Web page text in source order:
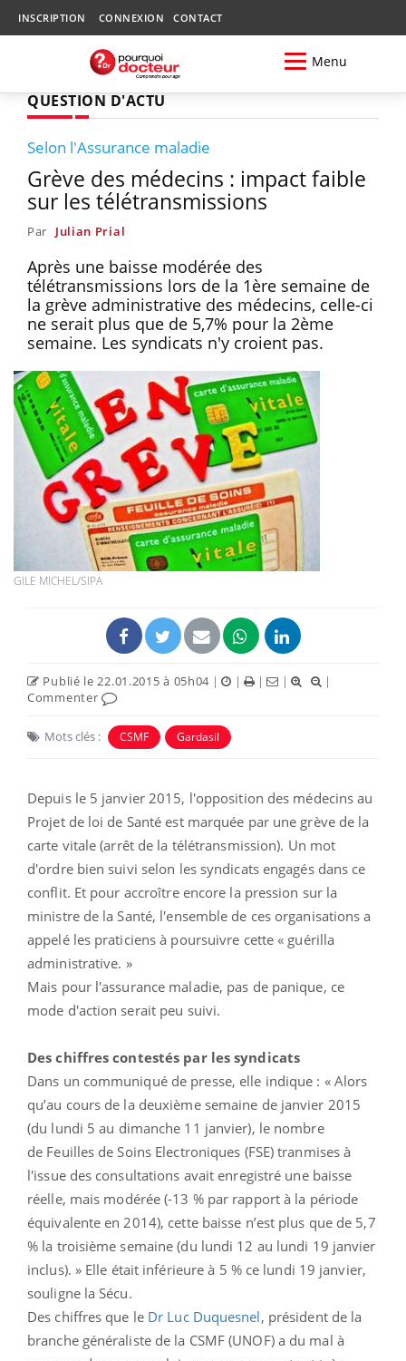
INSCRIPTION CONNEXION CONTACT
Menu
QUESTION D'ACTU
Selon l'Assurance maladie
Grève des médecins : impact faible
sur les télétransmissions
Par Julian Prial
Après une baisse modérée des
télétransmissions lors de la 1ère semaine de
la grève administrative des médecins, celle-ci
ne serait plus que de 5,7% pour la 2ème
semaine. Les syndicats n'y croient pas.
GILE MICHEL/SIPA
Publié le 22.01.2015 à 05h04 | | | |
|
Commenter
Mots clés : CSMF Gardasil
Depuis le 5 janvier 2015, l'opposition des médecins au
Projet de loi de Santé est marquée par une grève de la
carte vitale (arrêt de la télétransmission). Un mot
d'ordre bien suivi selon les syndicats engagés dans ce
conflit. Et pour accroître encore la pression sur la
ministre de la Santé, l'ensemble de ces organisations a
appelé les praticiens à poursuivre cette « guérilla
administrative. »
Mais pour l'assurance maladie, pas de panique, ce
mode d'action serait peu suivi.
Des chiffres contestés par les syndicats
Dans un communiqué de presse, elle indique : « Alors
qu’au cours de la deuxième semaine de janvier 2015
(du lundi 5 au dimanche 11 janvier), le nombre
de Feuilles de Soins Electroniques (FSE) tranmises à
l'issue des consultations avait enregistré une baisse
réelle, mais modérée (-13 % par rapport à la période
équivalente en 2014), cette baisse n’est plus que de 5,7
% la troisième semaine (du lundi 12 au lundi 19 janvier
inclus). » Elle était inférieure à 5 % ce lundi 19 janvier,
souligne la Sécu.
Des chiffres que le Dr Luc Duquesnel, président de la
branche généraliste de la CSMF (UNOF) a du mal à